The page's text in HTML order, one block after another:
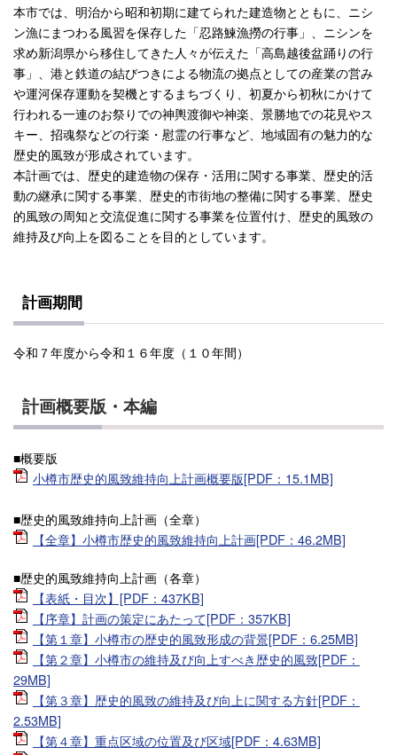
本市では、明治から昭和初期に建てられた建造物とともに、ニシ
ン漁にまつわる風習を保存した「忍路鰊漁撈の行事」、ニシンを
求め新潟県から移住してきた人々が伝えた「高島越後盆踊りの行
事」、港と鉄道の結びつきによる物流の拠点としての産業の営み
や運河保存運動を契機とするまちづくり、初夏から初秋にかけて
行われる一連のお祭りでの神輿渡御や神楽、景勝地での花見やス
キー、招魂祭などの行楽・慰霊の行事など、地域固有の魅力的な
歴史的風致が形成されています。
本計画では、歴史的建造物の保存・活用に関する事業、歴史的活
動の継承に関する事業、歴史的市街地の整備に関する事業、歴史
的風致の周知と交流促進に関する事業を位置付け、歴史的風致の
維持及び向上を図ることを目的としています。
計画期間
令和７年度から令和１６年度（１０年間）
計画概要版・本編
■概要版
小樽市歴史的風致維持向上計画概要版[PDF：15.1MB]
■歴史的風致維持向上計画（全章）
【全章】小樽市歴史的風致維持向上計画[PDF：46.2MB]
■歴史的風致維持向上計画（各章）
【表紙・目次】[PDF：437KB]
【序章】計画の策定にあたって[PDF：357KB]
【第１章】小樽市の歴史的風致形成の背景[PDF：6.25MB]
【第２章】小樽市の維持及び向上すべき歴史的風致[PDF：
29MB]
【第３章】歴史的風致の維持及び向上に関する方針[PDF：
2.53MB]
【第４章】重点区域の位置及び区域[PDF：4.63MB]